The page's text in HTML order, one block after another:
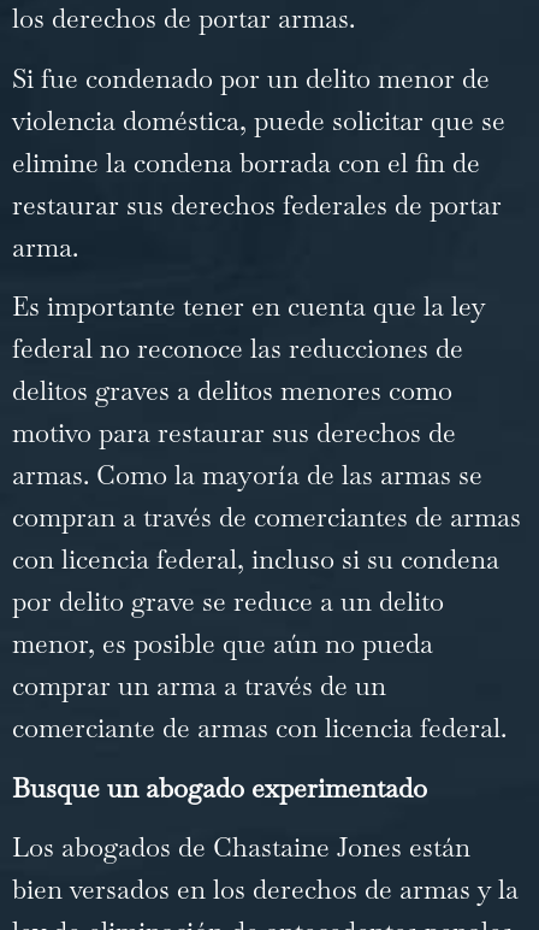
los derechos de portar armas.
Si fue condenado por un delito menor de
violencia doméstica, puede solicitar que se
elimine la condena borrada con el fin de
restaurar sus derechos federales de portar
arma.
Es importante tener en cuenta que la ley
federal no reconoce las reducciones de
delitos graves a delitos menores como
motivo para restaurar sus derechos de
armas. Como la mayoría de las armas se
compran a través de comerciantes de armas
con licencia federal, incluso si su condena
por delito grave se reduce a un delito
menor, es posible que aún no pueda
comprar un arma a través de un
comerciante de armas con licencia federal.
Busque un abogado experimentado
Los abogados de Chastaine Jones están
bien versados ​​en los derechos de armas y la